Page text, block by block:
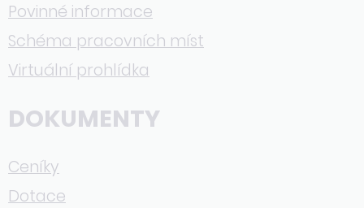
Povinné informace
Schéma pracovních míst
Virtuální prohlídka
DOKUMENTY
Ceníky
Dotace